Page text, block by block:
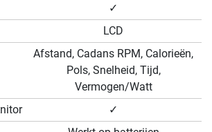
✓
LCD
Afstand, Cadans RPM, Calorieën,
Pols, Snelheid, Tijd,
Vermogen/Watt
✓